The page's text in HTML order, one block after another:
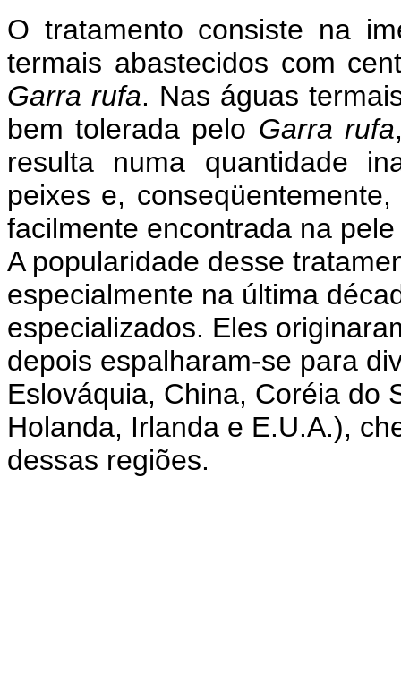
O tratamento consiste na
termais abastecidos com
Garra rufa. Nas águas
bem tolerada pelo Garra rufa
resulta numa quantidade
peixes e,
facilmente encontrada na
A popularidade desse
especialmente na última
especializados. Eles
depois espalharam-se para
Eslováquia, China, Coréia do
Holanda, Irlanda e E.U.A.),
dessas regiões.